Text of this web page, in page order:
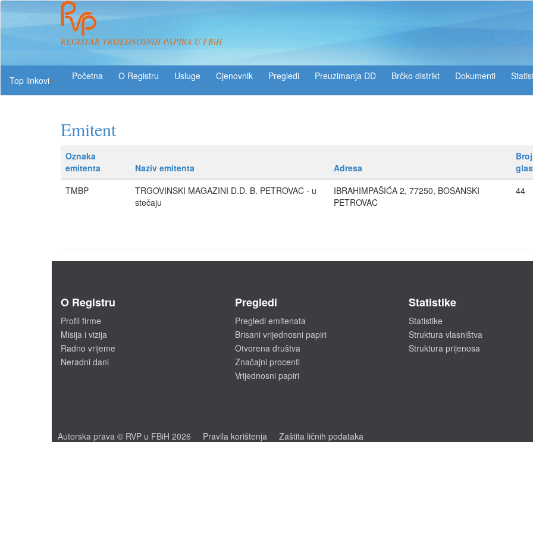
REGISTAR VRIJEDNOSNIH PAPIRA U FBiH
Top linkovi
O Registru Usluge Pregledi Preuzimanja DD Brčko distrikt Dokumenti
Emitent
Oznaka
emitenta
Naziv emitenta Adresa
TMBP
TRGOVINSKI MAGAZINI D.D. B. PETROVAC - u
stečaju
IBRAHIMPAŠIĆA 2, 77250, BOSANSKI
PETROVAC
44
O Registru
Profil firme
Misija i vizija
Radno vrijeme
Neradni dani
Pregledi
Pregledi emitenata
Brisani vrijednosni papiri
Otvorena društva
Značajni procenti
Vrijednosni papiri
Statistike
Statistike
Struktura vlasništva
Struktura prijenosa
Autorska prava © RVP u FBiH 2026 Pravila korištenja Zaštita ličnih podataka